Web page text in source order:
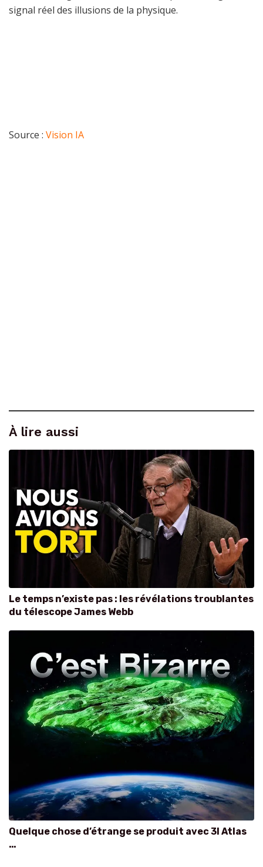
signal réel des illusions de la physique.
Source : Vision IA
À lire aussi
Le temps n’existe pas : les révélations troublantes
du télescope James Webb
Quelque chose d’étrange se produit avec 3I Atlas
…